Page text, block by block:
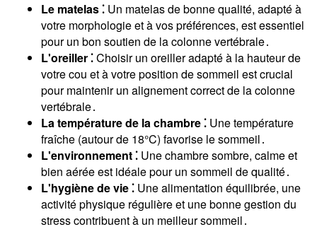
Le matelas ⁚Un matelas de bonne qualité, adapté à
votre morphologie et à vos préférences, est essentiel
pour un bon soutien de la colonne vertébrale․
L'oreiller ⁚Choisir un oreiller adapté à la hauteur de
votre cou et à votre position de sommeil est crucial
pour maintenir un alignement correct de la colonne
vertébrale․
La température de la chambre ⁚Une température
fraîche (autour de 18°C) favorise le sommeil․
L'environnement ⁚Une chambre sombre, calme et
bien aérée est idéale pour un sommeil de qualité․
L'hygiène de vie ⁚Une alimentation équilibrée, une
activité physique régulière et une bonne gestion du
stress contribuent à un meilleur sommeil․